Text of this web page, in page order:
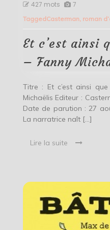
427 mots 7
TaggedCasterman, roman
Et c’est ainsi
– Fanny
Titre : Et c’est ainsi
Michaëlis Editeur :
Date de parution : 27
La narratrice naît […]
Lire la suite